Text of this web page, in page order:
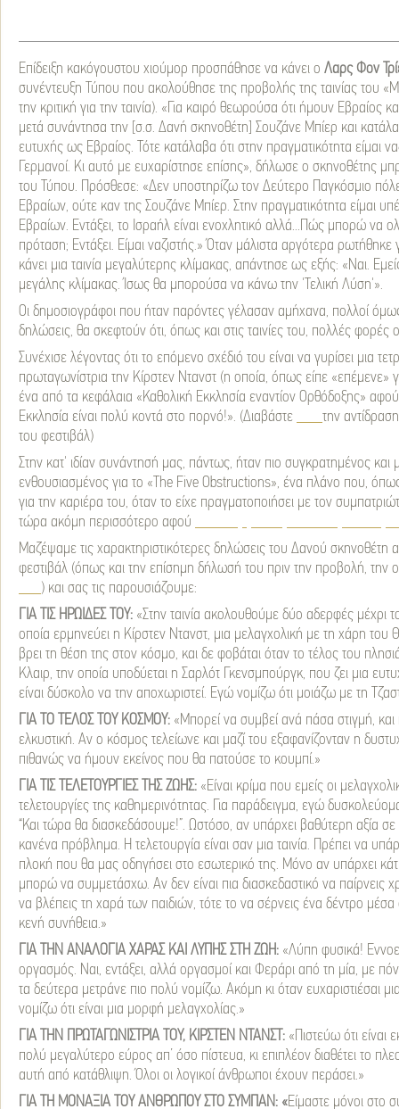
Επίδειξη κακόγουστου χιούμορ προσπάθησε να κάνει ο Λαρς Φον
συνέντευξη Τύπου που ακολούθησε της προβολής της ταινίας του
την κριτική για την ταινία). «Για καιρό θεωρούσα ότι ήμουν Εβραίος
μετά συνάντησα την [σ.σ. Δανή σκηνοθέτη] Σουζάνε Μπίερ και
ευτυχής ως Εβραίος. Τότε κατάλαβα ότι στην πραγματικότητα είμαι
Γερμανοί. Κι αυτό με ευχαρίστησε επίσης», δήλωσε ο σκηνοθέτης
του Τύπου. Πρόσθεσε: «Δεν υποστηρίζω τον Δεύτερο Παγκόσμιο
Εβραίων, ούτε καν της Σουζάνε Μπίερ. Στην πραγματικότητα είμαι
Εβραίων. Εντάξει, το Ισραήλ είναι ενοχλητικό αλλά...Πώς μπορώ να
πρόταση; Εντάξει. Είμαι ναζιστής.» Όταν μάλιστα αργότερα ρωτήθηκε
κάνει μια ταινία μεγαλύτερης κλίμακας, απάντησε ως εξής: «Ναι.
μεγάλης κλίμακας. Ίσως θα μπορούσα να κάνω την 'Τελική Λύση'».
Οι δημοσιογράφοι που ήταν παρόντες γέλασαν αμήχανα, πολλοί
δηλώσεις, θα σκεφτούν ότι, όπως και στις ταινίες του, πολλές φορές
Συνέχισε λέγοντας ότι το επόμενο σχέδιό του είναι να γυρίσει μια
πρωταγωνίστρια την Κίρστεν Ντανστ (η οποία, όπως είπε «επέμενε»
ένα από τα κεφάλαια «Καθολική Εκκλησία εναντίον Ορθόδοξης» αφού
Εκκλησία είναι πολύ κοντά στο πορνό!». (Διαβάστε
την
του φεστιβάλ)
Στην κατ' ιδίαν συνάντησή μας, πάντως, ήταν πιο συγκρατημένος και
ενθουσιασμένος για το «The Five Obstructions», ένα πλάνο που,
για την καριέρα του, όταν το είχε πραγματοποιήσει με τον
τώρα ακόμη περισσότερο αφού
Μαζέψαμε τις χαρακτηριστικότερες δηλώσεις του Δανού
φεστιβάλ (όπως και την επίσημη δήλωσή του πριν την προβολή, την
) και σας τις παρουσιάζουμε:
ΓΙΑ ΤΙΣ ΗΡΩΙΔΕΣ ΤΟΥ: «Στην ταινία ακολουθούμε δύο αδερφές μέχρι
οποία ερμηνεύει η Κίρστεν Ντανστ, μια μελαγχολική με τη χάρη του
βρει τη θέση της στον κόσμο, και δε φοβάται όταν το τέλος του
Κλαιρ, την οποία υποδύεται η Σαρλότ Γκενσμπούργκ, που ζει μια
είναι δύσκολο να την αποχωριστεί. Εγώ νομίζω ότι μοιάζω με τη
ΓΙΑ ΤΟ ΤΕΛΟΣ ΤΟΥ ΚΟΣΜΟΥ: «Μπορεί να συμβεί ανά πάσα στιγμή, και
ελκυστική. Αν ο κόσμος τελείωνε και μαζί του εξαφανίζονταν η
πιθανώς να ήμουν εκείνος που θα πατούσε το κουμπί.»
ΓΙΑ ΤΙΣ ΤΕΛΕΤΟΥΡΓΙΕΣ ΤΗΣ ΖΩΗΣ: «Είναι κρίμα που εμείς οι
τελετουργίες της καθημερινότητας. Για παράδειγμα, εγώ
“Και τώρα θα διασκεδάσουμε!”. Ωστόσο, αν υπάρχει βαθύτερη αξία σε
κανένα πρόβλημα. Η τελετουργία είναι σαν μια ταινία. Πρέπει να
πλοκή που θα μας οδηγήσει στο εσωτερικό της. Μόνο αν υπάρχει
μπορώ να συμμετάσχω. Αν δεν είναι πια διασκεδαστικό να παίρνεις
να βλέπεις τη χαρά των παιδιών, τότε το να σέρνεις ένα δέντρο μέσα
κενή συνήθεια.»
ΓΙΑ ΤΗΝ ΑΝΑΛΟΓΙΑ ΧΑΡΑΣ ΚΑΙ ΛΥΠΗΣ ΣΤΗ ΖΩΗ: «Λύπη φυσικά!
οργασμός. Ναι, εντάξει, αλλά οργασμοί και Φεράρι από τη μία, με
τα δεύτερα μετράνε πιο πολύ νομίζω. Ακόμη κι όταν ευχαριστιέσαι
νομίζω ότι είναι μια μορφή μελαγχολίας.»
ΓΙΑ ΤΗΝ ΠΡΩΤΑΓΩΝΙΣΤΡΙΑ ΤΟΥ, ΚΙΡΣΤΕΝ ΝΤΑΝΣΤ: «Πιστεύω ότι είναι
πολύ μεγαλύτερο εύρος απ’ όσο πίστευα, κι επιπλέον διαθέτει το
αυτή από κατάθλιψη. Όλοι οι λογικοί άνθρωποι έχουν περάσει.»
ΓΙΑ ΤΗ ΜΟΝΑΞΙΑ ΤΟΥ ΑΝΘΡΩΠΟΥ ΣΤΟ ΣΥΜΠΑΝ: «Είμαστε μόνοι στο